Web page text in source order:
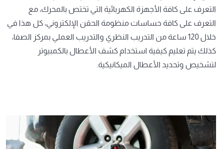
التعرف على كافة الأجهزة الكهربائية التي تختص بالمحرك، مع
التعرف على كافة حساسات منظومة الحقن الإلكتروني، كل هذا في
خلال 120 ساعة من التدريب النظري والتدريب العملي بمركز الصفا،
كذلك يتم تعليم كيفية استخدام كشف الأعطال بالكمبيوتر
لتشخيص وتحديد الأعطال الميكانيكية.